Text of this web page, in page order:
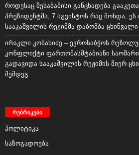
როდესაც შესაბამისი განცხადება
პრეზიდენტმა, 7 აგვისტოს რაც მოხდა, ეს
სააკაშვილის რეჟიმმა დაბომბა ცხინვალი
ირაკლი კობახიძე – ევროსაბჭოს
კონფლიქტი ფართომასშტაბიანი საომარი
გადავიდა სააკაშვილის რეჟიმის მიერ
შემდეგ
რუბრიკები
პოლიტიკა
საზოგადოება